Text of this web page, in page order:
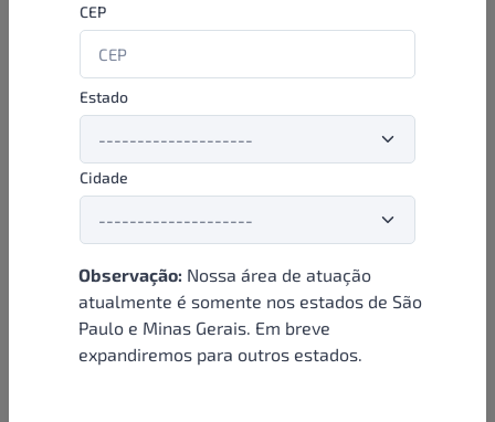
CEP
Estado
Cidade
Observação: Nossa área de atuação
atualmente é somente nos estados de São
Paulo e Minas Gerais. Em breve
expandiremos para outros estados.
aproveitar as promoções e ofertas direto das indústrias de
beleza e higiene em nossa plataforma. E o melhor: você continua
comprando de seus distribuidores parceiros e encontra novos
distribuidores para comprar cada vez com mais praticidade e
agilidade. Aproveite!
Formas de pagamento
Institucional
Sobre nós
Condições e termos